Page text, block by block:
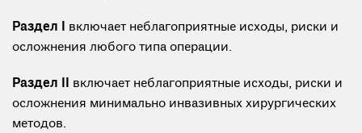
Раздел I включает неблагоприятные исходы, риски и
осложнения любого типа операции.
Раздел II включает неблагоприятные исходы, риски и
осложнения минимально инвазивных хирургических
методов.